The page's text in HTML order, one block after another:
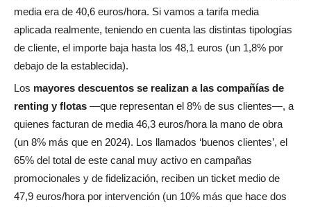
media era de 40,6 euros/hora. Si vamos a tarifa media
aplicada realmente, teniendo en cuenta las distintas tipologías
de cliente, el importe baja hasta los 48,1 euros (un 1,8% por
debajo de la establecida).
Los mayores descuentos se realizan a las compañías de
renting y flotas —que representan el 8% de sus clientes—, a
quienes facturan de media 46,3 euros/hora la mano de obra
(un 8% más que en 2024). Los llamados ‘buenos clientes’, el
65% del total de este canal muy activo en campañas
promocionales y de fidelización, reciben un ticket medio de
47,9 euros/hora por intervención (un 10% más que hace dos